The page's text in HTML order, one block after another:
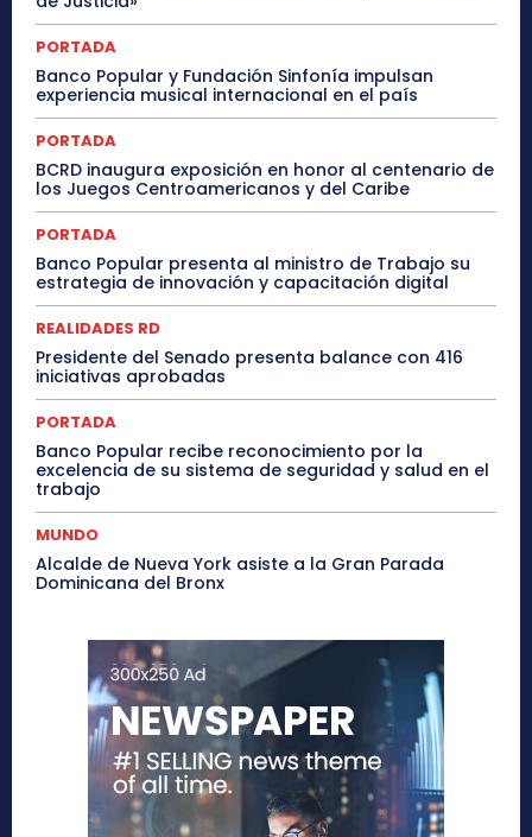
PORTADA
Banco Popular y Fundación Sinfonía impulsan
experiencia musical internacional en el país
PORTADA
BCRD inaugura exposición en honor al centenario de
los Juegos Centroamericanos y del Caribe
PORTADA
Banco Popular presenta al ministro de Trabajo su
estrategia de innovación y capacitación digital
REALIDADES RD
Presidente del Senado presenta balance con 416
iniciativas aprobadas
PORTADA
Banco Popular recibe reconocimiento por la
excelencia de su sistema de seguridad y salud en el
trabajo
MUNDO
Alcalde de Nueva York asiste a la Gran Parada
Dominicana del Bronx